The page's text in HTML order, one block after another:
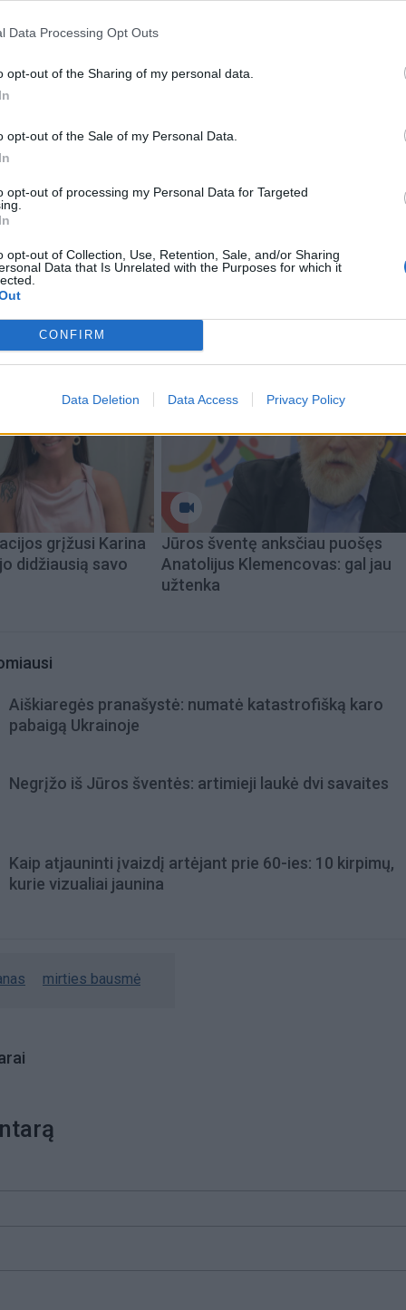
Data Processing Opt Outs
opt-out of the Sharing of my personal data.
opt-out of the Sale of my Personal Data.
opt-out of processing my Personal Data for Targeted
opt-out of Collection, Use, Retention, Sale, and/or Sharing
Data that Is Unrelated with the Purposes for which it
CONFIRM
Data Deletion Data Access Privacy Policy
suimtus įtarus bendradarbiavimu su aršiausiu jo
šalyje buvo įvykdyta mirties bausmė vyrams, kurie
agentūrai „Mossad“.
tokių, kaip „Amnesty International“,
grįžusi Karina
didžiausią savo
Jūros šventę anksčiau puošęs
Anatolijus Klemencovas: gal jau
užtenka
Aiškiaregės pranašystė: numatė katastrofišką karo
pabaigą Ukrainoje
Negrįžo iš Jūros šventės: artimieji laukė dvi savaites
Kaip atjauninti įvaizdį artėjant prie 60-ies: 10 kirpimų,
kurie vizualiai jaunina
mirties bausmė